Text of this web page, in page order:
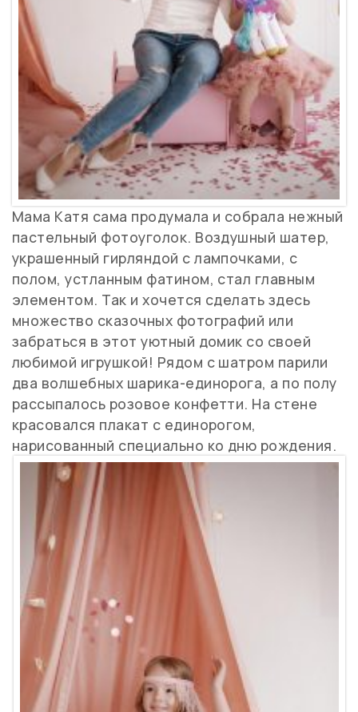
Мама Катя сама продумала и собрала нежный
пастельный фотоуголок. Воздушный шатер,
украшенный гирляндой с лампочками, с
полом, устланным фатином, стал главным
элементом. Так и хочется сделать здесь
множество сказочных фотографий или
забраться в этот уютный домик со своей
любимой игрушкой! Рядом с шатром парили
два волшебных шарика-единорога, а по полу
рассыпалось розовое конфетти. На стене
красовался плакат с единорогом,
нарисованный специально ко дню рождения.